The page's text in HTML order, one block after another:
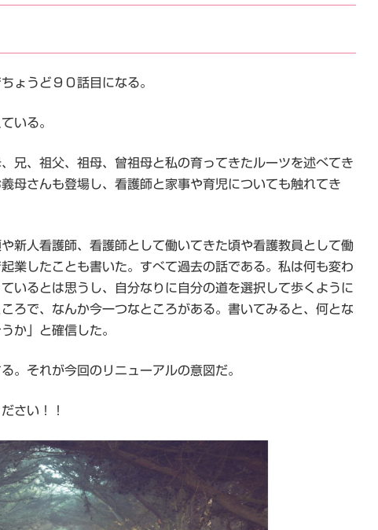
ょうど９０話目になる。
いる。
兄、祖父、祖母、曾祖母と私の育ってきたルーツを述べてき
母さんも登場し、看護師と家事や育児についても触れてき
新人看護師、看護師として働いてきた頃や看護教員として働
業したことも書いた。すべて過去の話である。私は何も変わ
いるとは思うし、自分なりに自分の道を選択して歩くように
ろで、なんか今一つなところがある。書いてみると、何とな
か」と確信した。
。それが今回のリニューアルの意図だ。
さい！！